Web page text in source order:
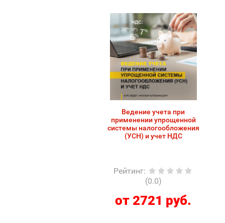
Ведение учета при
применении упрощенной
системы налогообложения
(УСН) и учет НДС
Рейтинг:
(0.0)
от 2721 руб.